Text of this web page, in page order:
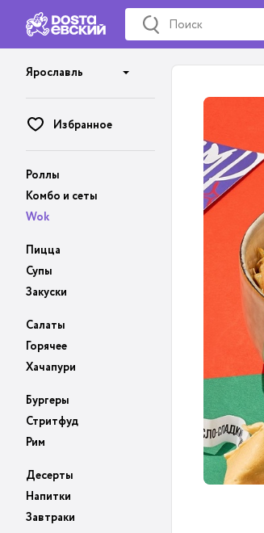
Ярославль
Избранное
Роллы
Комбо и сеты
Wok
Пицца
Супы
Закуски
Салаты
Горячее
Хачапури
Бургеры
Стритфуд
Рим
Десерты
Напитки
Завтраки